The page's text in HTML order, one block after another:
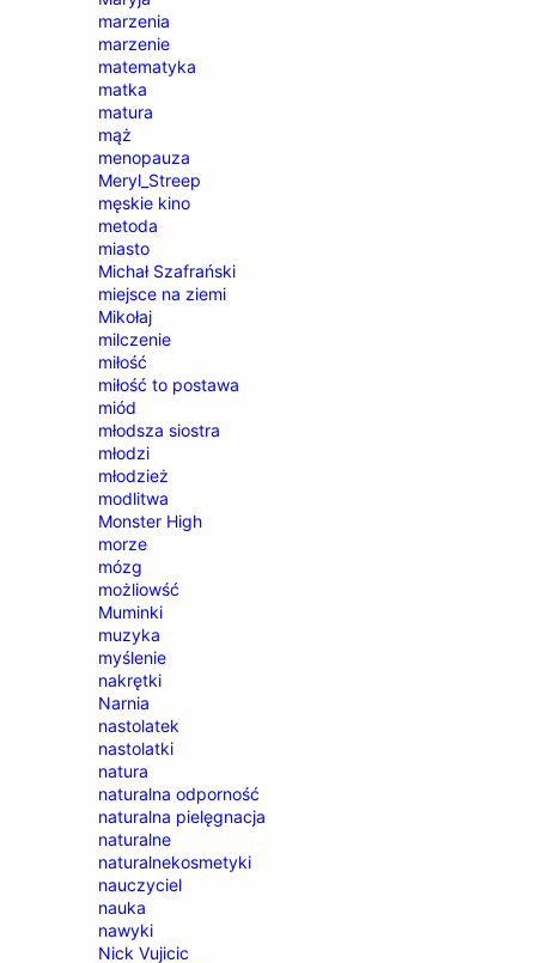
marzenia
marzenie
matematyka
matka
matura
mąż
menopauza
Meryl_Streep
męskie kino
metoda
miasto
Michał Szafrański
miejsce na ziemi
Mikołaj
milczenie
miłość
miłość to postawa
miód
młodsza siostra
młodzi
młodzież
modlitwa
Monster High
morze
mózg
możliowść
Muminki
muzyka
myślenie
nakrętki
Narnia
nastolatek
nastolatki
natura
naturalna odporność
naturalna pielęgnacja
naturalne
naturalnekosmetyki
nauczyciel
nauka
nawyki
Nick Vujicic